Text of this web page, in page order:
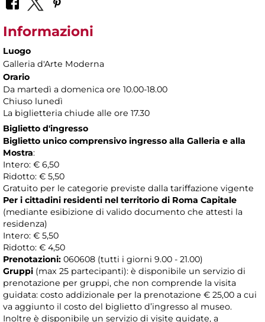
Informazioni
Luogo
Galleria d'Arte Moderna
Orario
Da martedì a domenica ore 10.00-18.00
Chiuso lunedì
La biglietteria chiude alle ore 17.30
Biglietto d'ingresso
Biglietto unico comprensivo ingresso alla Galleria e alla
Mostra:
Intero: € 6,50
Ridotto: € 5,50
Gratuito per le categorie previste dalla tariffazione vigente
Per i cittadini residenti nel territorio di Roma Capitale
(mediante esibizione di valido documento che attesti la
residenza)
Intero: € 5,50
Ridotto: € 4,50
Prenotazioni: 060608 (tutti i giorni 9.00 - 21.00)
Gruppi (max 25 partecipanti): è disponibile un servizio di
prenotazione per gruppi, che non comprende la visita
guidata: costo addizionale per la prenotazione € 25,00 a cui
va aggiunto il costo del biglietto d’ingresso al museo.
Inoltre è disponibile un servizio di visite guidate, a